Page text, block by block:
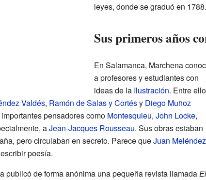
leyes, donde se graduó en 1788.
Sus primeros años
En Salamanca, Marchena
a profesores y estudiantes con
ideas de la Ilustración. Entre
Valdés, Ramón de Salas y Cortésy Diego Muñoz
pensadores como Montesquieu, John Locke,
aJean-Jacques Rousseau. Sus obras estaban
pero circulaban en secreto. Parece queJuan Meléndez
poesía.
publicó de forma anónima una pequeña revista llamadaEl